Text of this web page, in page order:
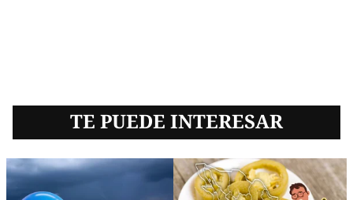
TE PUEDE INTERESAR